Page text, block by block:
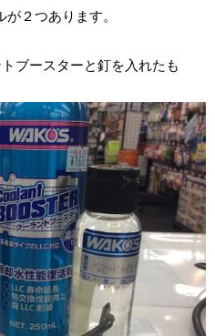
２つあります。
ブースターと釘を入れたも